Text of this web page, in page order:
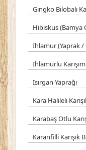
Gingko Bilobalı
Hibiskus (Bamya
Ihlamur (Yaprak /
Ihlamurlu Karışım
Isırgan Yaprağı
Kara Halileli
Karabaş Otlu
Karanfilli Karışık